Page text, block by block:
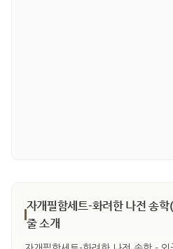
자개필함세트-화려한 나전 송
줄 소개